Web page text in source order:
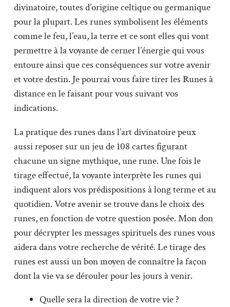
divinatoire, toutes d’origine celtique ou germanique
pour la plupart. Les runes symbolisent les éléments
comme le feu, l’eau, la terre et ce sont elles qui vont
permettre à la voyante de cerner l’énergie qui vous
entoure ainsi que ces conséquences sur votre avenir
et votre destin. Je pourrai vous faire tirer les Runes à
distance en le faisant pour vous suivant vos
indications.
La pratique des runes dans l’art divinatoire peux
aussi reposer sur un jeu de 108 cartes figurant
chacune un signe mythique, une rune. Une fois le
tirage effectué, la voyante interprète les runes qui
indiquent alors vos prédispositions à long terme et au
quotidien. Votre avenir se trouve dans le choix des
runes, en fonction de votre question posée. Mon don
pour décrypter les messages spirituels des runes vous
aidera dans votre recherche de vérité. Le tirage des
runes est aussi un bon moyen de connaître la façon
dont la vie va se dérouler pour les jours à venir.
Quelle sera la direction de votre vie ?